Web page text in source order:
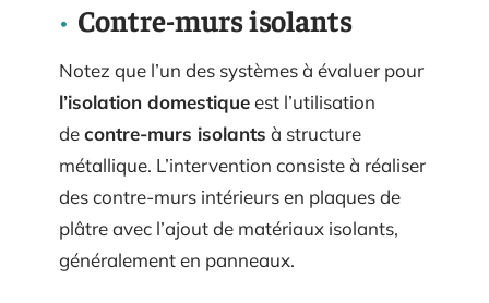
Contre-murs isolants
Notez que l’un des systèmes à évaluer pour
l’isolation domestiqueest l’utilisation
decontre-murs isolants à structure
métallique. L’intervention consiste à réaliser
des contre-murs intérieurs en plaques de
plâtre avec l’ajout de matériaux isolants,
généralement en panneaux.